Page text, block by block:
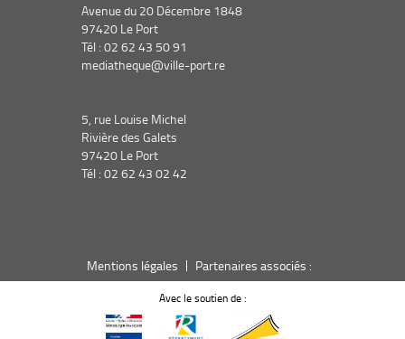
Avenue du 20 Décembre 1848
97420 Le Port
Tél : 02 62 43 50 91
mediatheque@ville-port.re
5, rue Louise Michel
Rivière des Galets
97420 Le Port
Tél : 02 62 43 02 42
Mentions légales Partenaires associés :
Avec le soutien de :